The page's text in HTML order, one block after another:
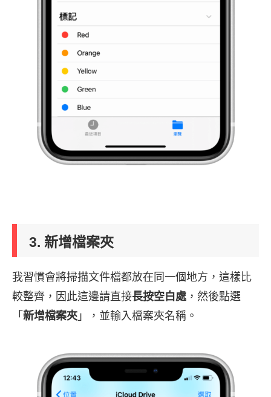
3. 新增檔案夾
我習慣會將掃描文件檔都放在同一個地方，這樣比
較整齊，因此這邊請直接長按空白處，然後點選
「 新增檔案夾 」，並輸入檔案夾名稱。